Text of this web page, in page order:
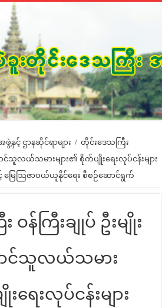
နှင့် ဌာနဆိုင်ရာများ / တိုင်းဒေသကြီး
င်သူလယ်သမားများ၏ စိုက်ပျိုးရေးလုပ်ငန်းများ
မြေဩဇာဝယ်ယူနိုင်ရေး စီစဉ်ဆောင်ရွက်
ဝန်ကြီးချုပ် ဦးမျိုး
င်သူလယ်သမား
ရေးလုပ်ငန်းများ